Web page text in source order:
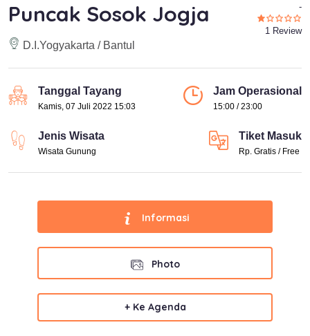
Puncak Sosok Jogja
D.I.Yogyakarta / Bantul
-
1 Review
Tanggal Tayang
Kamis, 07 Juli 2022 15:03
Jam Operasional
15:00 / 23:00
Jenis Wisata
Wisata Gunung
Tiket Masuk
Rp. Gratis / Free
Informasi
Photo
+ Ke Agenda